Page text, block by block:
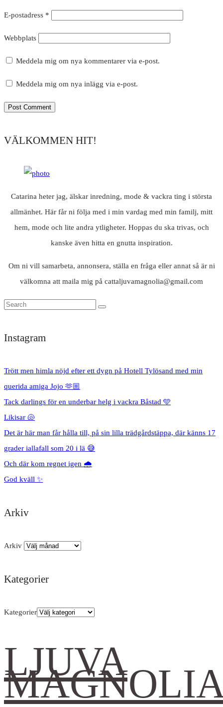
E-postadress *
Webbplats
Meddela mig om nya kommentarer via e-post.
Meddela mig om nya inlägg via e-post.
VÄLKOMMEN HIT!
Catarina heter jag, älskar inredning, mode & vackra ting i största
allmänhet. Här får ni följa med i min vardag med min familj, mitt
hem, mode och lite andra ytligheter. Hoppas du ska trivas, och
kanske även hitta en gnutta inspiration.
Om ni vill samarbeta, annonsera, ställa en fråga eller annat så är ni
välkomna att maila mig på cattaljuvamagnolia@gmail.com
Instagram
Trött men himla nöjd efter ett dygn på Hotell Tylösand med min
querida amiga Jojo 🫶🏼
Tack darlings för en underbar helg i vackra Båstad 🩵
Likisar 🐚
Det är här man får hålla till, på sin lilla trädgårdstäppa, där känns 17
grader iallafall som 20 i lä 😅
Och där kom regnet igen 🌧️
God kväll ✨
Arkiv
Arkiv
Kategorier
Kategorier
LJUVA